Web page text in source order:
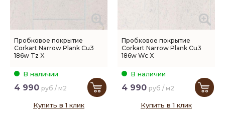
Пробковое покрытие
Corkart Narrow Plank Cu3
186w Tz X
В наличии
4 990 руб / м2
Купить в 1 клик
Пробковое покрытие
Corkart Narrow Plank Cu3
186w Wc X
В наличии
4 990 руб / м2
Купить в 1 клик